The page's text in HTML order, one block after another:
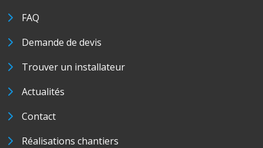
FAQ
Demande de devis
Trouver un installateur
Actualités
Contact
Réalisations chantiers